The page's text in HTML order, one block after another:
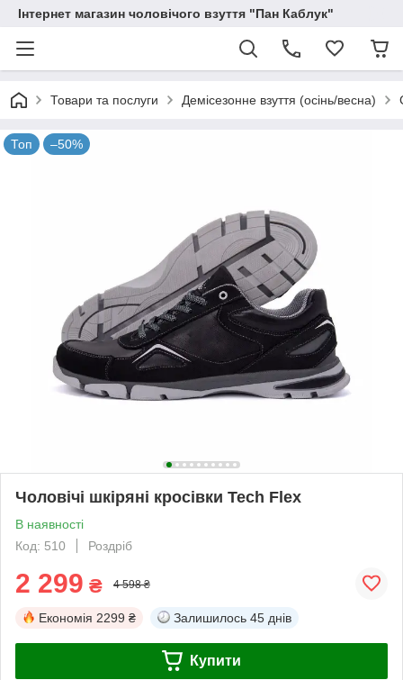
Інтернет магазин чоловічого взуття "Пан Каблук"
Товари та послуги Демісезонне взуття (осінь/весна)
Топ –50%
Чоловічі шкіряні кросівки Tech Flex
В наявності
Код: 510
Роздріб
2 299 ₴ 4 598 ₴
Економія 2299 ₴ Залишилось 45 днів
Купити